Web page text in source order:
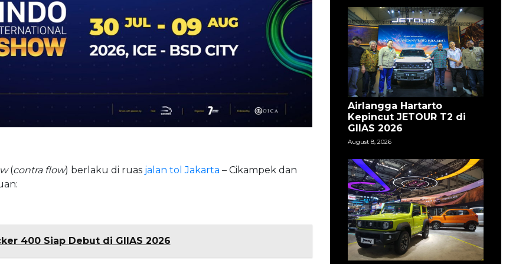
(contra flow) berlaku di ruas jalan tol Jakarta – Cikampek dan
400 Siap Debut di GIIAS 2026
Airlangga Hartarto
Kepincut JETOUR T2 di
GIIAS 2026
August 8, 2026